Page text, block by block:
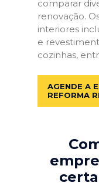
comparar
renovação.
interiores
e
cozinhas,
AGENDE A
REFORMA